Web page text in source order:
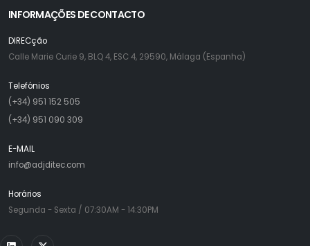
INFORMAÇÕES DE CONTACTO
DIRECção
Calle Marie Curie 9, BLQ 4, ESC 4, 29590, Málaga (Espanha)
Telefónios
(+34) 951 152 505
(+34) 951 090 309
E-MAIL
info@adjditec.com
Horários
Segunda - Sexta / 07:30AM - 14:30PM